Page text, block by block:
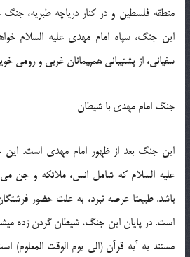
منطقه فلسطین و در کنار دریاچه طبریه،
این جنگ، سپاه امام مهدی علیه السلام
سفیانی، از پشتیبانی همپیمانان غربی و رومی
جنگ امام مهدی با شیطان
این جنگ بعد از ظهور امام مهدی است.
علیه السلام که شامل انس، ملائکه و جن
باشد. طبیعتا عرصه نبرد، به علت حضور
است. در پایان این جنگ، شیطان گردن زده
مستند به آیه قرآن (الی یوم الوقت المعلوم)